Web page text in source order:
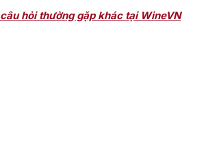
câu hỏi thường gặp khác tại WineVN